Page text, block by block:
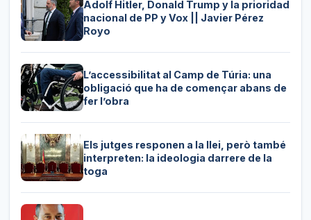
Adolf Hitler, Donald Trump y la prioridad
nacional de PP y Vox || Javier Pérez
Royo
L’accessibilitat al Camp de Túria: una
obligació que ha de començar abans de
fer l’obra
Els jutges responen a la llei, però també
interpreten: la ideologia darrere de la
toga